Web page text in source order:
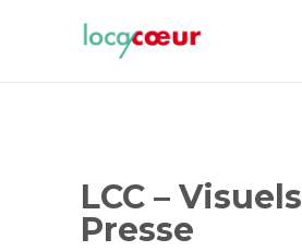
LCC – Visuels
Presse